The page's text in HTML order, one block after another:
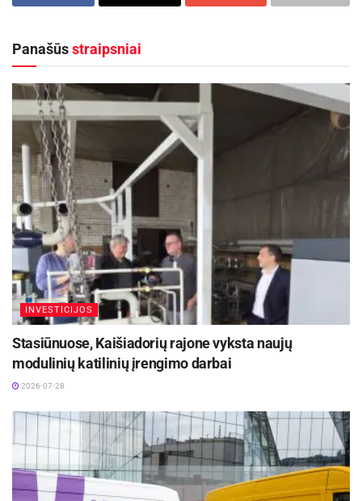
įspūdžio. Jis yra vienintelis ir žmonių galvose
susiformuoja žaibiškai. Žmones traukia tai, kas
yra estetiška ir harmoninga. Taip pat ir bet kokio
verslo įvaizdis. Gerai sukomponuotas logotipas,
patraukli ir patogi internetinė svetainė ar pakuotė
yra tai, su kuo pirmiausia susiduria žvilgsnis,
suteikiantis nuomonę formuojančią informaciją.
Estetiškas ir harmoningas prekės ženklas
Panašūsstraipsniai
INVESTICIJOS
Stasiūnuose, Kaišiadorių rajone vyksta naujų
modulinių katilinių įrengimo darbai
2026-07-28